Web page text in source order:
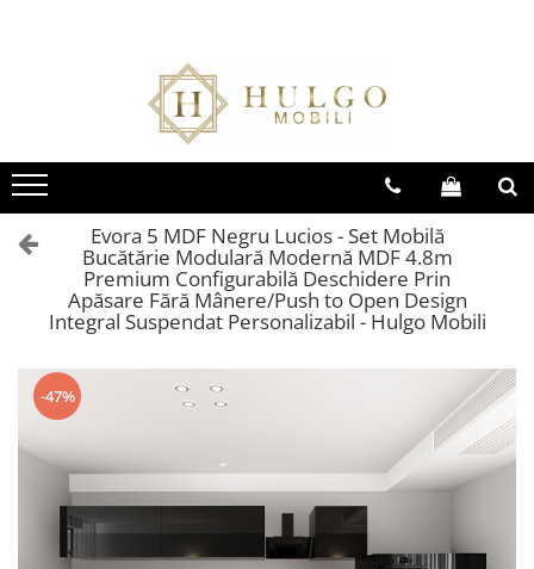
Bucatarie EVORA
Seturi Bucatarie Evora
Corpuri Evora
Bucatarie BLANCA
Seturi Bucatarie Blanca
Corpuri Blanca
Living QUADRO
Colectia QUADRO
Seturi Living QUADRO
Corpuri QUADRO
Seturi Baie Eos
Corpuri Baie Eos
Evora 5 MDF Negru Lucios - Set Mobilă
Bucătărie Modulară Modernă MDF 4.8m
Premium Configurabilă Deschidere Prin
Apăsare Fără Mânere/Push to Open Design
Integral Suspendat Personalizabil - Hulgo Mobili
-47%